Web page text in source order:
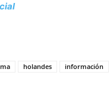
holandes
información